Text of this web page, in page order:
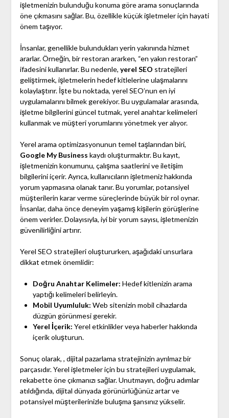
işletmenizin bulunduğu konuma göre arama sonuçlarında
öne çıkmasını sağlar. Bu, özellikle küçük işletmeler için hayati
önem taşıyor.
İnsanlar, genellikle bulundukları yerin yakınında hizmet
ararlar. Örneğin, bir restoran ararken, “en yakın restoran”
ifadesini kullanırlar. Bu nedenle, yerel SEO stratejileri
geliştirmek, işletmelerin hedef kitlelerine ulaşmalarını
kolaylaştırır. İşte bu noktada, yerel SEO’nun en iyi
uygulamalarını bilmek gerekiyor. Bu uygulamalar arasında,
işletme bilgilerini güncel tutmak, yerel anahtar kelimeleri
kullanmak ve müşteri yorumlarını yönetmek yer alıyor.
Yerel arama optimizasyonunun temel taşlarından biri,
Google My Business kaydı oluşturmaktır. Bu kayıt,
işletmenizin konumunu, çalışma saatlerini ve iletişim
bilgilerini içerir. Ayrıca, kullanıcıların işletmeniz hakkında
yorum yapmasına olanak tanır. Bu yorumlar, potansiyel
müşterilerin karar verme süreçlerinde büyük bir rol oynar.
İnsanlar, daha önce deneyim yaşamış kişilerin görüşlerine
önem verirler. Dolayısıyla, iyi bir yorum sayısı, işletmenizin
güvenilirliğini artırır.
Yerel SEO stratejileri oluştururken, aşağıdaki unsurlara
dikkat etmek önemlidir:
Doğru Anahtar Kelimeler: Hedef kitlenizin arama
yaptığı kelimeleri belirleyin.
Mobil Uyumluluk: Web sitenizin mobil cihazlarda
düzgün görünmesi gerekir.
Yerel İçerik: Yerel etkinlikler veya haberler hakkında
içerik oluşturun.
Sonuç olarak, , dijital pazarlama stratejinizin ayrılmaz bir
parçasıdır. Yerel işletmeler için bu stratejileri uygulamak,
rekabette öne çıkmanızı sağlar. Unutmayın, doğru adımlar
atıldığında, dijital dünyada görünürlüğünüz artar ve
potansiyel müşterilerinizle buluşma şansınız yükselir.